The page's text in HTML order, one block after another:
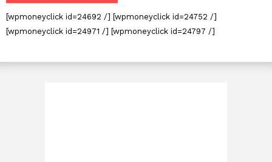
[wpmoneyclick id=24692 /] [wpmoneyclick id=24752 /]
[wpmoneyclick id=24971 /] [wpmoneyclick id=24797 /]